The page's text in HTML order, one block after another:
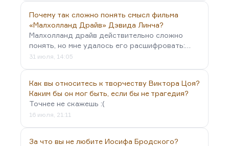
Почему так сложно понять смысл фильма
«Малхолланд Драйв» Дэвида Линча?
Малхолланд драйв действительно сложно
понять, но мне удалось его расшифровать:…
31 июля, 14:05
Как вы относитесь к творчеству Виктора Цоя?
Каким бы он мог быть, если бы не трагедия?
Точнее не скажешь :(
16 июля, 21:11
За что вы не любите Иосифа Бродского?